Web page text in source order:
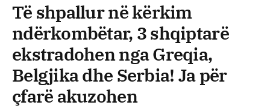
Të shpallur në kërkim
ndërkombëtar, 3 shqiptarë
ekstradohen nga Greqia,
Belgjika dhe Serbia! Ja për
çfarë akuzohen